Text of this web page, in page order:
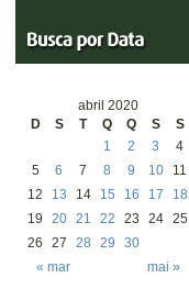
abril 2020
D
S T Q Q S S
« mar mai »
1 2 3
4
5
6 7 8 9 10
11
12
13 14 15 16 17
18
19
20 21 22 23 24 25
26
27 28 29 30